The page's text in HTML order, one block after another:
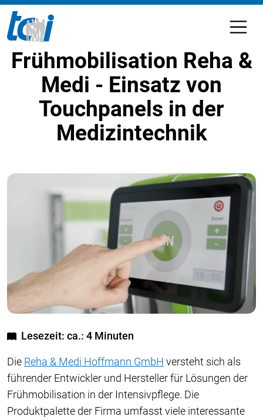
Frühmobilisation Reha &
Medi - Einsatz von
Touchpanels in der
Medizintechnik
Lesezeit: ca.: 4 Minuten
Die Reha & Medi Hoffmann GmbH versteht sich als
führender Entwickler und Hersteller für Lösungen der
Frühmobilisation in der Intensivpflege. Die
Produktpalette der Firma umfasst viele interessante